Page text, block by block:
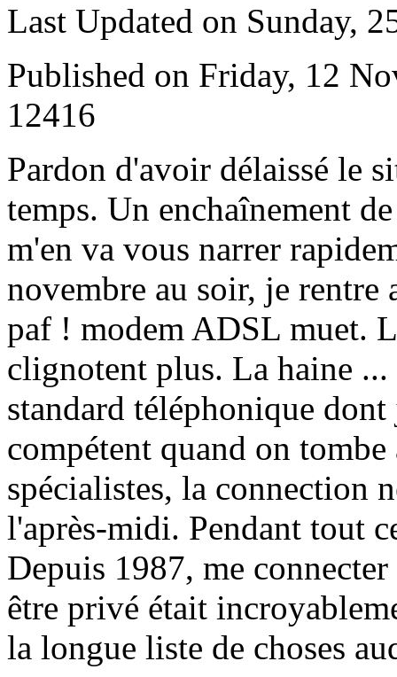
Last Updated on Sunday,
Published on Friday, 12
12416
Pardon d'avoir délaissé le
temps. Un enchaînement
m'en va vous narrer
novembre au soir, je rentre
paf ! modem ADSL muet.
clignotent plus. La haine
standard téléphonique
compétent quand on
spécialistes, la connection
l'après-midi. Pendant tout
Depuis 1987, me
être privé était
la longue liste de choses